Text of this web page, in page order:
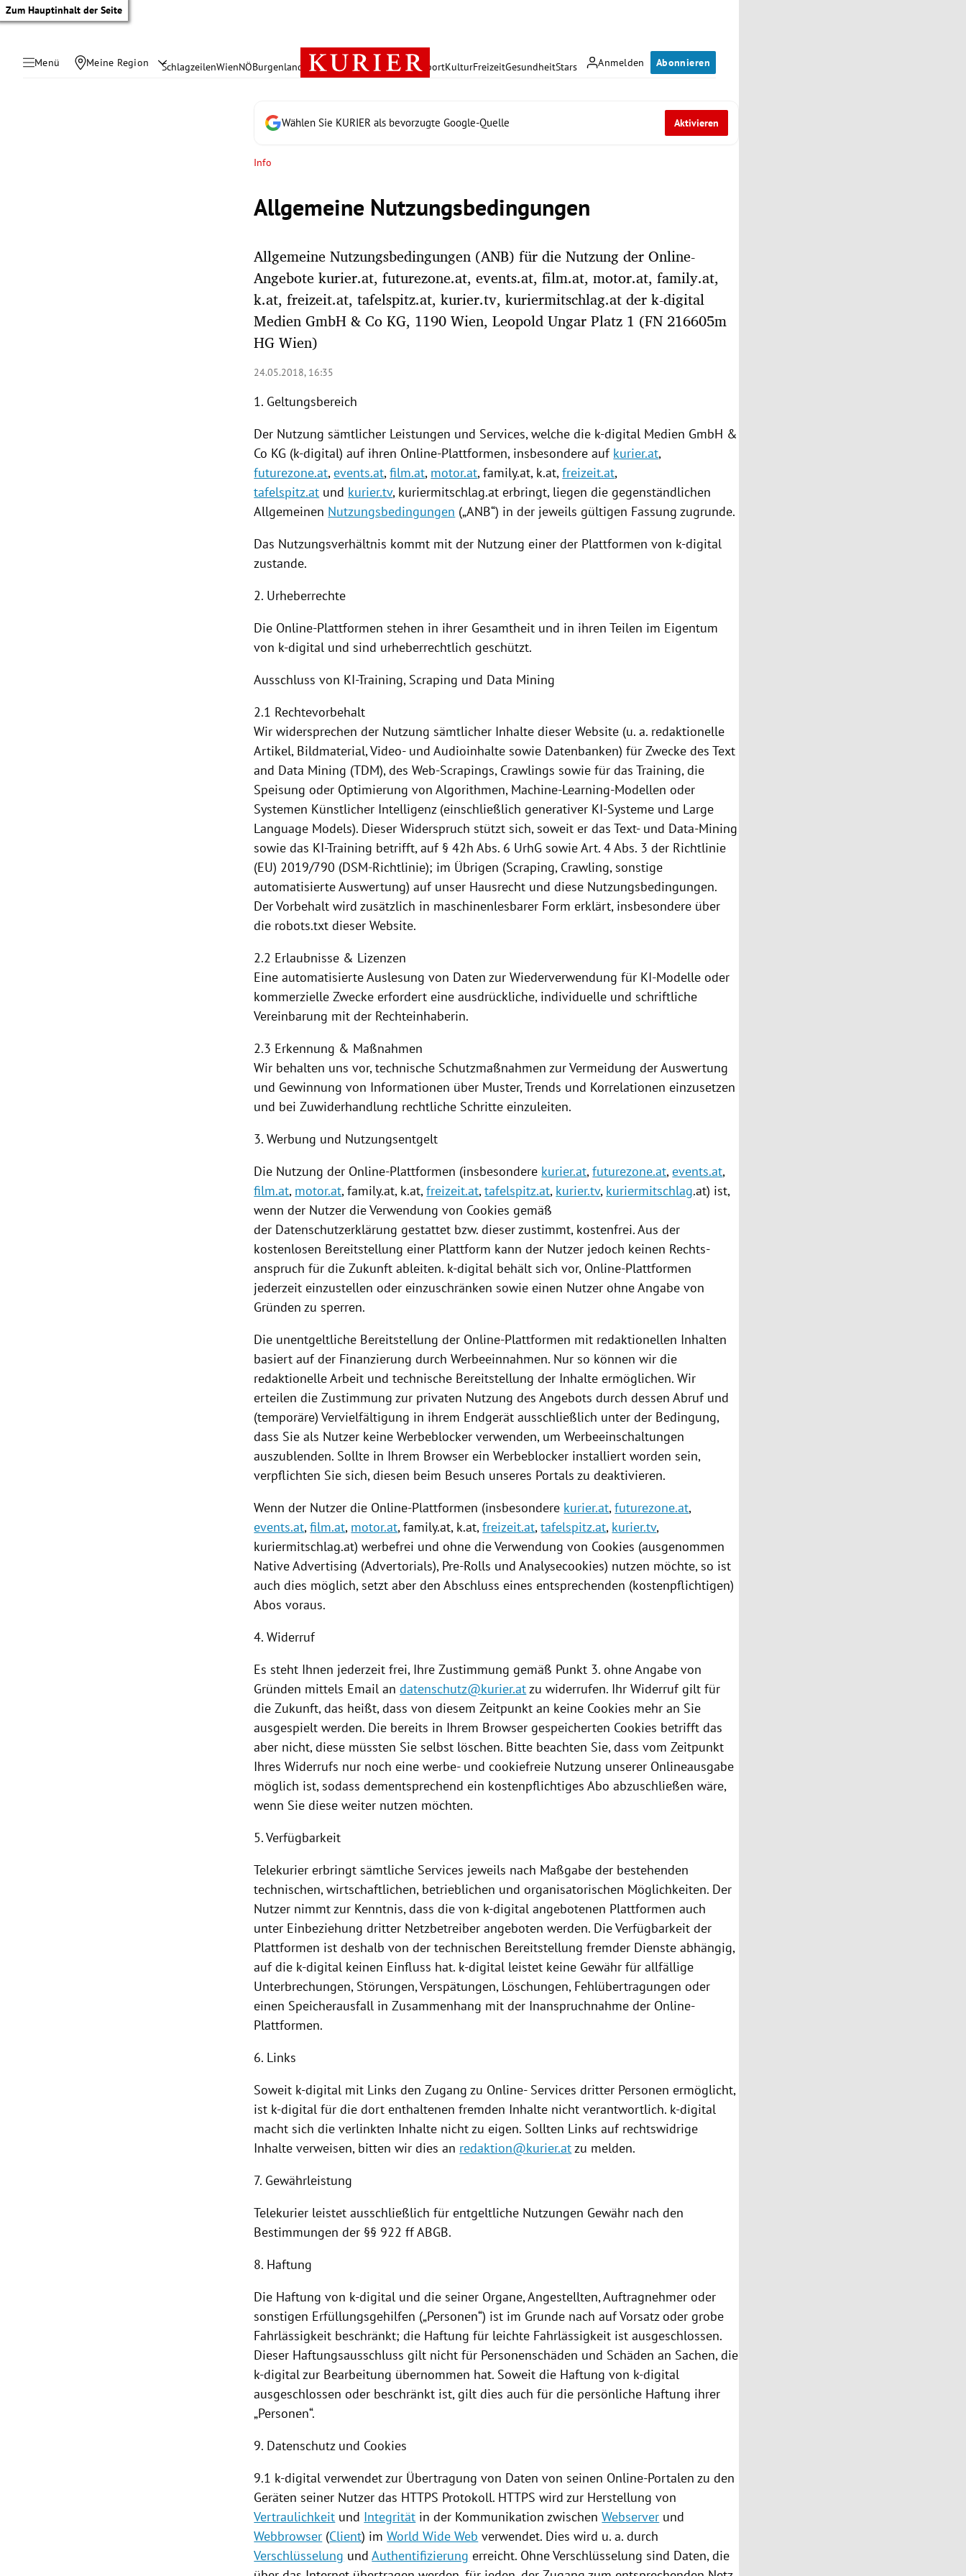
Zum Hauptinhalt der Seite
Menü Meine Region Anmelden Abonnieren
SchlagzeilenWienNÖBurgenland Österreich PolitikWirtschaft SportKulturFreizeitGesundheitStars
Wählen Sie KURIER als bevorzugte Google-Quelle Aktivieren
Info
Allgemeine Nutzungsbedingungen
Allgemeine Nutzungsbedingungen (ANB) für die Nutzung der Online-
Angebote kurier.at, futurezone.at, events.at, film.at, motor.at, family.at,
k.at, freizeit.at, tafelspitz.at, kurier.tv, kuriermitschlag.at der k-digital
Medien GmbH & Co KG, 1190 Wien, Leopold Ungar Platz 1 (FN 216605m
HG Wien)
24.05.2018, 16:35
1. Geltungsbereich
Der Nutzung sämtlicher Leistungen und Services, welche die k-digital Medien GmbH &
Co KG (k-digital) auf ihren Online-Plattformen, insbesondere auf kurier.at,
futurezone.at,events.at,film.at, motor.at, family.at, k.at,freizeit.at,
tafelspitz.at und kurier.tv, kuriermitschlag.at erbringt, liegen die gegenständlichen
Allgemeinen Nutzungsbedingungen („ANB“) in der jeweils gültigen Fassung zugrunde.
Das Nutzungsverhältnis kommt mit der Nutzung einer der Plattformen von k-digital
zustande.
2. Urheberrechte
Die Online-Plattformen stehen in ihrer Gesamtheit und in ihren Teilen im Eigentum
von k-digital und sind urheberrechtlich geschützt.
Ausschluss von KI-Training, Scraping und Data Mining
2.1 Rechtevorbehalt
Wir widersprechen der Nutzung sämtlicher Inhalte dieser Website (u. a. redaktionelle
Artikel, Bildmaterial, Video- und Audioinhalte sowie Datenbanken) für Zwecke des Text
and Data Mining (TDM), des Web-Scrapings, Crawlings sowie für das Training, die
Speisung oder Optimierung von Algorithmen, Machine-Learning-Modellen oder
Systemen Künstlicher Intelligenz (einschließlich generativer KI-Systeme und Large
Language Models). Dieser Widerspruch stützt sich, soweit er das Text- und Data-Mining
sowie das KI-Training betrifft, auf § 42h Abs. 6 UrhG sowie Art. 4 Abs. 3 der Richtlinie
(EU) 2019/790 (DSM-Richtlinie); im Übrigen (Scraping, Crawling, sonstige
automatisierte Auswertung) auf unser Hausrecht und diese Nutzungsbedingungen.
Der Vorbehalt wird zusätzlich in maschinenlesbarer Form erklärt, insbesondere über
die robots.txt dieser Website.
2.2 Erlaubnisse & Lizenzen
Eine automatisierte Auslesung von Daten zur Wiederverwendung für KI-Modelle oder
kommerzielle Zwecke erfordert eine ausdrückliche, individuelle und schriftliche
Vereinbarung mit der Rechteinhaberin.
2.3 Erkennung & Maßnahmen
Wir behalten uns vor, technische Schutzmaßnahmen zur Vermeidung der Auswertung
und Gewinnung von Informationen über Muster, Trends und Korrelationen einzusetzen
und bei Zuwiderhandlung rechtliche Schritte einzuleiten.
3. Werbung und Nutzungsentgelt
Die Nutzung der Online-Plattformen (insbesondere kurier.at,futurezone.at,events.at,
film.at, motor.at, family.at, k.at,freizeit.at,tafelspitz.at, kurier.tv, kuriermitschlag.at) ist,
wenn der Nutzer die Verwendung von Cookies gemäß
der Datenschutzerklärung gestattet bzw. dieser zustimmt, kostenfrei. Aus der
kostenlosen Bereitstellung einer Plattform kann der Nutzer jedoch keinen Rechts­
anspruch für die Zukunft ableiten. k-digital behält sich vor, Online-Plattformen
jederzeit einzustellen oder einzuschränken sowie einen Nutzer ohne Angabe von
Gründen zu sperren.
Die unentgeltliche Bereitstellung der Online-Plattformen mit redaktionellen Inhalten
basiert auf der Finanzierung durch Werbeeinnahmen. Nur so können wir die
redaktionelle Arbeit und technische Bereitstellung der Inhalte ermöglichen. Wir
erteilen die Zustimmung zur privaten Nutzung des Angebots durch dessen Abruf und
(temporäre) Vervielfältigung in ihrem Endgerät ausschließlich unter der Bedingung,
dass Sie als Nutzer keine Werbeblocker verwenden, um Werbeeinschaltungen
auszublenden. Sollte in Ihrem Browser ein Werbeblocker installiert worden sein,
verpflichten Sie sich, diesen beim Besuch unseres Portals zu deaktivieren.
Wenn der Nutzer die Online-Plattformen (insbesondere kurier.at,futurezone.at,
events.at,film.at, motor.at, family.at, k.at,freizeit.at,tafelspitz.at, kurier.tv,
kuriermitschlag.at) werbefrei und ohne die Verwendung von Cookies (ausgenommen
Native Advertising (Advertorials), Pre-Rolls und Analysecookies) nutzen möchte, so ist
auch dies möglich, setzt aber den Abschluss eines entsprechenden (kostenpflichtigen)
Abos voraus.
4. Widerruf
Es steht Ihnen jederzeit frei, Ihre Zustimmung gemäß Punkt 3. ohne Angabe von
Gründen mittels Email andatenschutz@kurier.atzu widerrufen. Ihr Widerruf gilt für
die Zukunft, das heißt, dass von diesem Zeitpunkt an keine Cookies mehr an Sie
ausgespielt werden. Die bereits in Ihrem Browser gespeicherten Cookies betrifft das
aber nicht, diese müssten Sie selbst löschen. Bitte beachten Sie, dass vom Zeitpunkt
Ihres Widerrufs nur noch eine werbe- und cookiefreie Nutzung unserer Onlineausgabe
möglich ist, sodass dementsprechend ein kostenpflichtiges Abo abzuschließen wäre,
wenn Sie diese weiter nutzen möchten.
5. Verfügbarkeit
Telekurier erbringt sämtliche Services jeweils nach Maßgabe der bestehenden
technischen, wirtschaftlichen, betrieblichen und organisatorischen Möglichkeiten. Der
Nutzer nimmt zur Kenntnis, dass die von k-digital angebotenen Plattformen auch
unter Einbeziehung dritter Netzbetreiber angeboten werden. Die Verfügbarkeit der
Plattformen ist deshalb von der technischen Bereitstellung fremder Dienste abhängig,
auf die k-digital keinen Einfluss hat. k-digital leistet keine Gewähr für allfällige
Unterbrechungen, Störungen, Verspätungen, Löschungen, Fehlübertragungen oder
einen Speicherausfall in Zusammenhang mit der Inanspruchnahme der Online-
Plattformen.
6. Links
Soweit k-digital mit Links den Zugang zu Online- Services dritter Personen ermöglicht,
ist k-digital für die dort enthaltenen fremden Inhalte nicht verantwortlich. k-digital
macht sich die verlinkten Inhalte nicht zu eigen. Sollten Links auf rechtswidrige
Inhalte verweisen, bitten wir dies an redaktion@kurier.atzu melden.
7. Gewährleistung
Telekurier leistet ausschließlich für entgeltliche Nutzungen Gewähr nach den
Bestimmungen der §§ 922 ff ABGB.
8. Haftung
Die Haftung von k-digital und die seiner Organe, Angestellten, Auftragnehmer oder
sonstigen Erfüllungsgehilfen („Personen“) ist im Grunde nach auf Vorsatz oder grobe
Fahrlässigkeit beschränkt; die Haftung für leichte Fahrlässigkeit ist ausgeschlossen.
Dieser Haftungsausschluss gilt nicht für Personenschäden und Schäden an Sachen, die
k-digital zur Bearbeitung übernommen hat. Soweit die Haftung von k-digital
ausgeschlossen oder beschränkt ist, gilt dies auch für die persönliche Haftung ihrer
„Personen“.
9. Datenschutz und Cookies
9.1 k-digital verwendet zur Übertragung von Daten von seinen Online-Portalen zu den
Geräten seiner Nutzer das HTTPS Protokoll. HTTPS wird zur Herstellung von
Vertraulichkeit und Integrität in der Kommunikation zwischenWebserver und
Webbrowser (Client) imWorld Wide Web verwendet. Dies wird u. a. durch
Verschlüsselung undAuthentifizierung erreicht. Ohne Verschlüsselung sind Daten, die